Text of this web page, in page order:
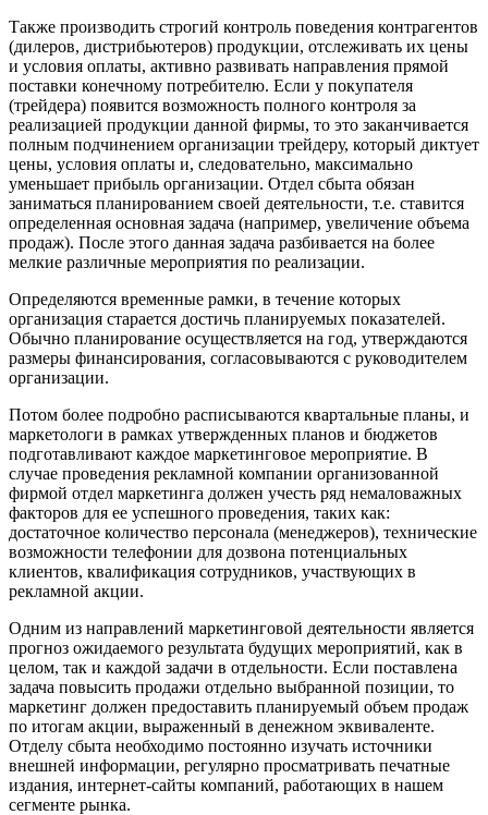
Также производить строгий контроль поведения контрагентов
(дилеров, дистрибьютеров) продукции, отслеживать их цены
и условия оплаты, активно развивать направления прямой
поставки конечному потребителю. Если у покупателя
(трейдера) появится возможность полного контроля за
реализацией продукции данной фирмы, то это заканчивается
полным подчинением организации трейдеру, который диктует
цены, условия оплаты и, следовательно, максимально
уменьшает прибыль организации. Отдел сбыта обязан
заниматься планированием своей деятельности, т.е. ставится
определенная основная задача (например, увеличение объема
продаж). После этого данная задача разбивается на более
мелкие различные мероприятия по реализации.
Определяются временные рамки, в течение которых
организация старается достичь планируемых показателей.
Обычно планирование осуществляется на год, утверждаются
размеры финансирования, согласовываются с руководителем
организации.
Потом более подробно расписываются квартальные планы, и
маркетологи в рамках утвержденных планов и бюджетов
подготавливают каждое маркетинговое мероприятие. В
случае проведения рекламной компании организованной
фирмой отдел маркетинга должен учесть ряд немаловажных
факторов для ее успешного проведения, таких как:
достаточное количество персонала (менеджеров), технические
возможности телефонии для дозвона потенциальных
клиентов, квалификация сотрудников, участвующих в
рекламной акции.
Одним из направлений маркетинговой деятельности является
прогноз ожидаемого результата будущих мероприятий, как в
целом, так и каждой задачи в отдельности. Если поставлена
задача повысить продажи отдельно выбранной позиции, то
маркетинг должен предоставить планируемый объем продаж
по итогам акции, выраженный в денежном эквиваленте.
Отделу сбыта необходимо постоянно изучать источники
внешней информации, регулярно просматривать печатные
издания, интернет-сайты компаний, работающих в нашем
сегменте рынка.